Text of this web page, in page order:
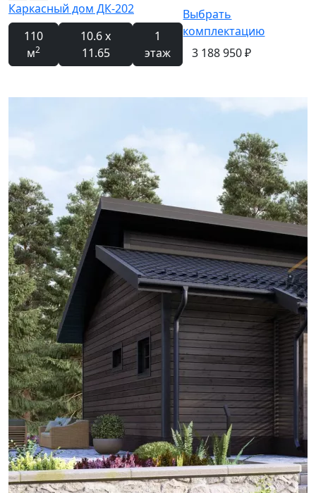
Каркасный дом ДК-202
110
м2
10.6 x
11.65
1
этаж
Выбрать
комплектацию
3 188 950 ₽